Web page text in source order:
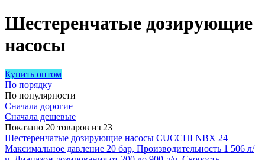
Шестеренчатые дозирующие
насосы
Купить оптом
По порядку
По популярности
Сначала дорогие
Сначала дешевые
Показано 20 товаров из 23
Шестеренчатые дозирующие насосы CUCCHI NBX 24
Максимальное давление 20 бар, Производительность 1 506 л/